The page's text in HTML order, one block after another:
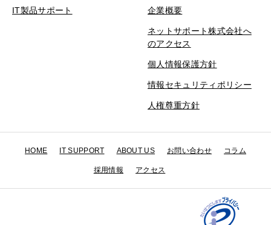
IT製品サポート 企業概要
ネットサポート株式会社へ
のアクセス
個人情報保護方針
情報セキュリティポリシー
人権尊重方針
HOME IT SUPPORT ABOUT US お問い合わせ コラム
採用情報 アクセス